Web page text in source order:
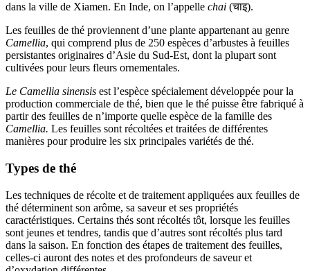
dans la ville de Xiamen. En Inde, on l’appelle chai (चाइ).
Les feuilles de thé proviennent d’une plante appartenant au genre
Camellia, qui comprend plus de 250 espèces d’arbustes à feuilles
persistantes originaires d’Asie du Sud-Est, dont la plupart sont
cultivées pour leurs fleurs ornementales.
Le Camellia sinensis est l’espèce spécialement développée pour la
production commerciale de thé, bien que le thé puisse être fabriqué à
partir des feuilles de n’importe quelle espèce de la famille des
Camellia. Les feuilles sont récoltées et traitées de différentes
manières pour produire les six principales variétés de thé.
Types de thé
Les techniques de récolte et de traitement appliquées aux feuilles de
thé déterminent son arôme, sa saveur et ses propriétés
caractéristiques. Certains thés sont récoltés tôt, lorsque les feuilles
sont jeunes et tendres, tandis que d’autres sont récoltés plus tard
dans la saison. En fonction des étapes de traitement des feuilles,
celles-ci auront des notes et des profondeurs de saveur et